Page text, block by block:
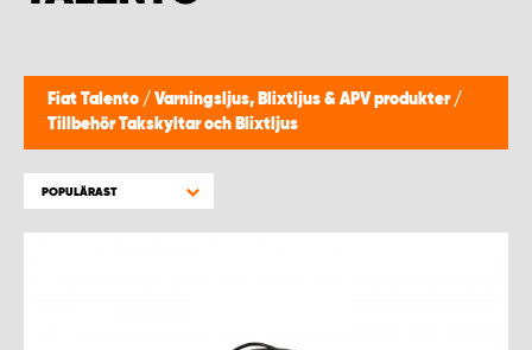
Fiat Talento / Varningsljus, Blixtljus & APV produkter /
Tillbehör Takskyltar och Blixtljus
POPULÄRAST
WORK SYSTEM HELSINGBORG
WORK SYSTEM JÖNKÖPING
WORK SYSTEM KARLSTAD